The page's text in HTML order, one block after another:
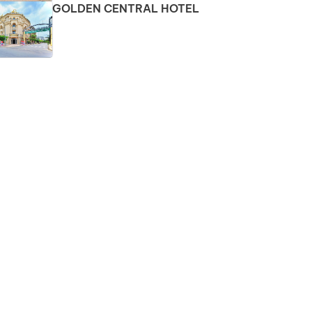
GOLDEN CENTRAL HOTEL